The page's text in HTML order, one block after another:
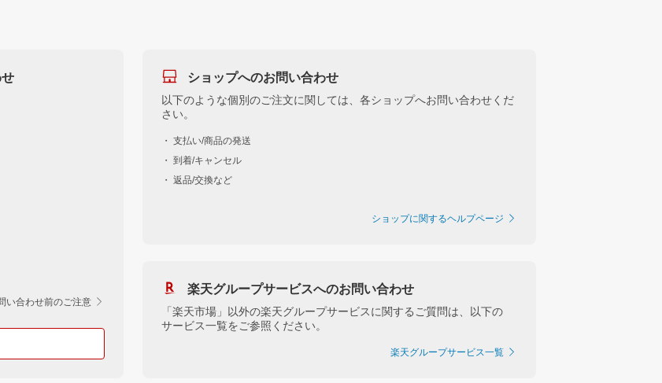
い合わせ前のご注意
ショップへのお問い合わせ
以下のような個別のご注文に関しては、各ショップへお問い合わせくだ
さい。
・ 支払い/商品の発送
・ 到着/キャンセル
・ 返品/交換など
ショップに関するヘルプページ
楽天グループサービスへのお問い合わせ
「楽天市場」以外の楽天グループサービスに関するご質問は、以下の
サービス一覧をご参照ください。
楽天グループサービス一覧